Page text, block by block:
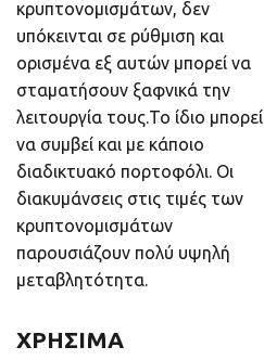
κρυπτονομισμάτων, δεν
υπόκεινται σε ρύθμιση και
ορισμένα εξ αυτών μπορεί να
σταματήσουν ξαφνικά την
λειτουργία τους.Το ίδιο μπορεί
να συμβεί και με κάποιο
διαδικτυακό πορτοφόλι. Οι
διακυμάνσεις στις τιμές των
κρυπτονομισμάτων
παρουσιάζουν πολύ υψηλή
μεταβλητότητα.
ΧΡΗΣΙΜΑ